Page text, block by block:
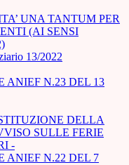
UNA TANTUM PER
(AI SENSI
13/2022
ANIEF N.23 DEL 13
DELLA
SULLE FERIE
-
ANIEF N.22 DEL 7